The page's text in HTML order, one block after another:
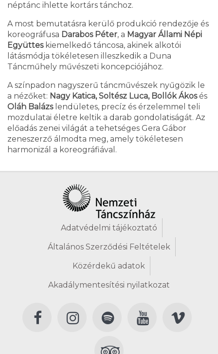
néptánc ihlette kortárs tánchoz.
A most bemutatásra kerülő produkció rendezője és
koreográfusa Darabos Péter, a Magyar Állami Népi
Együtteskiemelkedő táncosa, akinek alkotói
látásmódja tökéletesen illeszkedik a Duna
Táncműhely művészeti koncepciójához.
A színpadon nagyszerű táncművészek nyűgözik le
a nézőket: Nagy Katica, Soltész Luca, Bollók Ákosés
Oláh Balázslendületes, precíz és érzelemmel teli
mozdulatai életre keltik a darab gondolatiságát. Az
előadás zenei világát a tehetséges Gera Gábor
zeneszerző álmodta meg, amely tökéletesen
harmonizál a koreográfiával.
Adatvédelmi tájékoztató
Általános Szerződési Feltételek
Közérdekű adatok
Akadálymentesítési nyilatkozat